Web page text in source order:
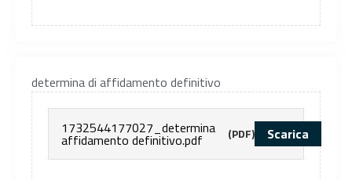
determina di affidamento definitivo
1732544177027_determina
affidamento definitivo.pdf (PDF) Scarica